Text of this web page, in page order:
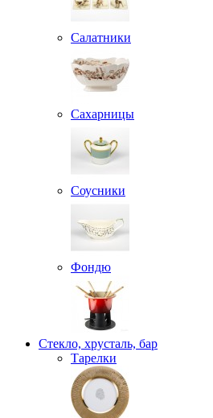
Салатники
Сахарницы
Соусники
Фондю
Стекло, хрусталь, бар
Тарелки